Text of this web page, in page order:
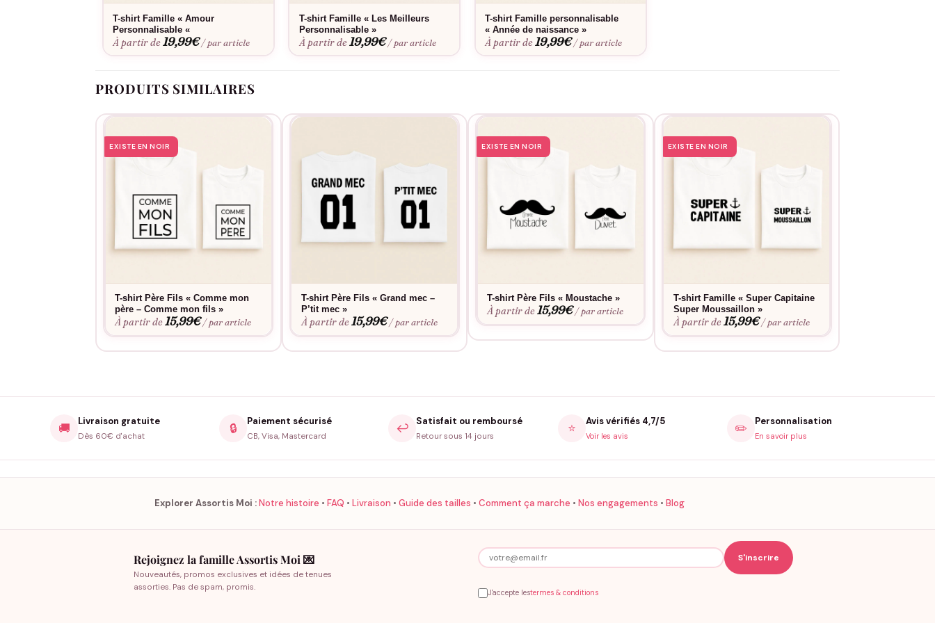
T-shirt Famille « Amour
Personnalisable «
À partir de19,99€ / par article
T-shirt Famille « Les Meilleurs
Personnalisable »
À partir de19,99€ / par article
T-shirt Famille personnalisable
« Année de naissance »
À partir de19,99€ / par article
PRODUITS SIMILAIRES
EXISTE EN NOIR
T-shirt Père Fils « Comme mon
père – Comme mon fils »
À partir de15,99€ / par article
T-shirt Père Fils « Grand mec –
P’tit mec »
À partir de15,99€ / par article
EXISTE EN NOIR
T-shirt Père Fils « Moustache »
À partir de15,99€ / par article
EXISTE EN NOIR
T-shirt Famille « Super Capitaine
Super Moussaillon »
À partir de15,99€ / par article
🚚 Livraison gratuite
Dès 60€ d'achat
🔒 Paiement sécurisé
CB, Visa, Mastercard
↩️ Satisfait ou remboursé
Retour sous 14 jours
⭐ Avis vérifiés 4,7/5
Voir les avis ✏️ Personnalisation
En savoir plus
Explorer Assortis Moi :Notre histoire • FAQ • Livraison • Guide des tailles • Comment ça marche • Nos engagements • Blog
Rejoignez la famille Assortis Moi 💌
Nouveautés, promos exclusives et idées de tenues
assorties. Pas de spam, promis.
J'accepte lestermes & conditions